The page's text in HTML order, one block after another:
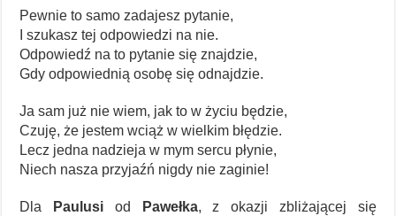
Pewnie to samo zadajesz pytanie,
I szukasz tej odpowiedzi na nie.
Odpowiedź na to pytanie się znajdzie,
Gdy odpowiednią osobę się odnajdzie.
Ja sam już nie wiem, jak to w życiu będzie,
Czuję, że jestem wciąż w wielkim błędzie.
Lecz jedna nadzieja w mym sercu płynie,
Niech nasza przyjaźń nigdy nie zaginie!
Dla Paulusi od Pawełka, z okazji zbliżającej się